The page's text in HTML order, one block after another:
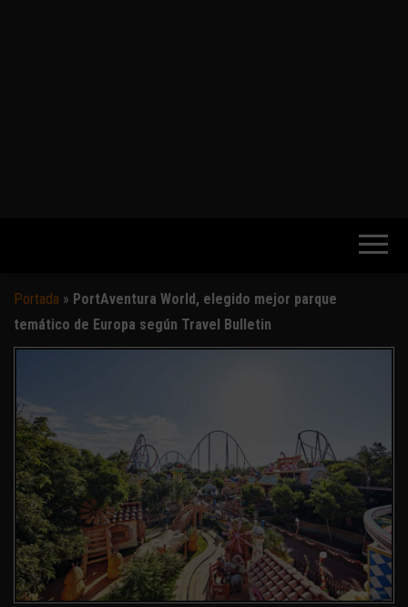
Portada » PortAventura World, elegido mejor parque
temático de Europa según Travel Bulletin